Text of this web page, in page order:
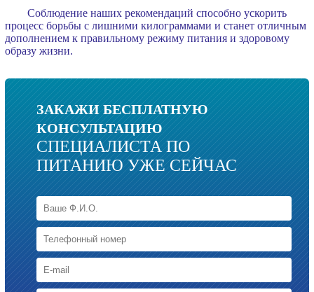
Соблюдение наших рекомендаций способно ускорить
процесс борьбы с лишними килограммами и станет отличным
дополнением к правильному режиму питания и здоровому
образу жизни.
ЗАКАЖИ БЕСПЛАТНУЮ
КОНСУЛЬТАЦИЮ
СПЕЦИАЛИСТА ПО
ПИТАНИЮ УЖЕ СЕЙЧАС